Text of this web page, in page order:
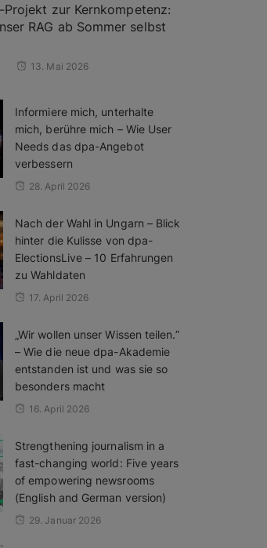
Projekt zur Kernkompetenz:
RAG ab Sommer selbst
13. Mai 2026
Informiere mich, unterhalte
mich, berühre mich – Wie User
Needs das dpa-Angebot
verbessern
28. April 2026
Nach der Wahl in Ungarn – Blick
hinter die Kulisse von dpa-
ElectionsLive – 10 Erfahrungen
zu Wahldaten
17. April 2026
„Wir wollen unser Wissen teilen.”
– Wie die neue dpa-Akademie
entstanden ist und was sie so
besonders macht
16. April 2026
Strengthening journalism in a
fast-changing world: Five years
of empowering newsrooms
(English and German version)
29. Januar 2026